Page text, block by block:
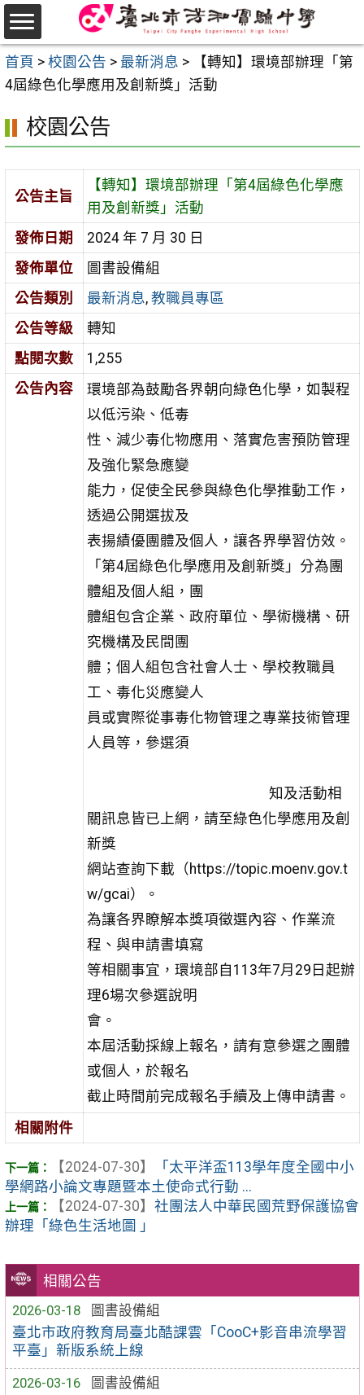
跳
至
主
要
區
首頁 > 校園公告 > 最新消息 >
【轉知】環境部辦理「第
4屆綠色化學應用及創新獎」活動
相關公告
2026-03-18
圖書設備組
臺北市政府教育局臺北酷課雲「CooC+影音串流學習
平臺」新版系統上線
2026-03-16
圖書設備組
校園公告
公告主旨
【轉知】環境部辦理「第4屆綠色化學應
用及創新獎」活動
發佈日期
2024 年 7 月 30 日
發佈單位
圖書設備組
公告類別
最新消息, 教職員專區
公告等級
轉知
點閱次數
1,255
公告內容
環境部為鼓勵各界朝向綠色化學，如製程
以低污染、低毒
性、減少毒化物應用、落實危害預防管理
及強化緊急應變
能力，促使全民參與綠色化學推動工作，
透過公開選拔及
表揚績優團體及個人，讓各界學習仿效。
「第4屆綠色化學應用及創新獎」分為團
體組及個人組，團
體組包含企業、政府單位、學術機構、研
究機構及民間團
體；個人組包含社會人士、學校教職員
工、毒化災應變人
員或實際從事毒化物管理之專業技術管理
人員等，參選須
知及活動相
關訊息皆已上網，請至綠色化學應用及創
新獎
網站查詢下載（https://topic.moenv.gov.t
w/gcai）。
為讓各界瞭解本獎項徵選內容、作業流
程、與申請書填寫
等相關事宜，環境部自113年7月29日起辦
理6場次參選說明
會。
本屆活動採線上報名，請有意參選之團體
或個人，於報名
截止時間前完成報名手續及上傳申請書。
相關附件
【2024-07-30】
「太平洋盃113學年度全國中小
學網路小論文專題暨本土使命式行動 ...
【2024-07-30】 社團法人中華民國荒野保護協會
辦理「綠色生活地圖 」
選
單